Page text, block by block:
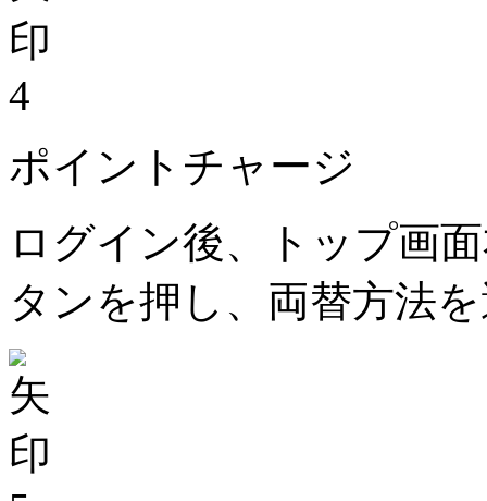
4
ポイントチャージ
ログイン後、トップ画
タンを押し、両替方法